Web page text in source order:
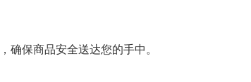
确保商品安全送达您的手中。